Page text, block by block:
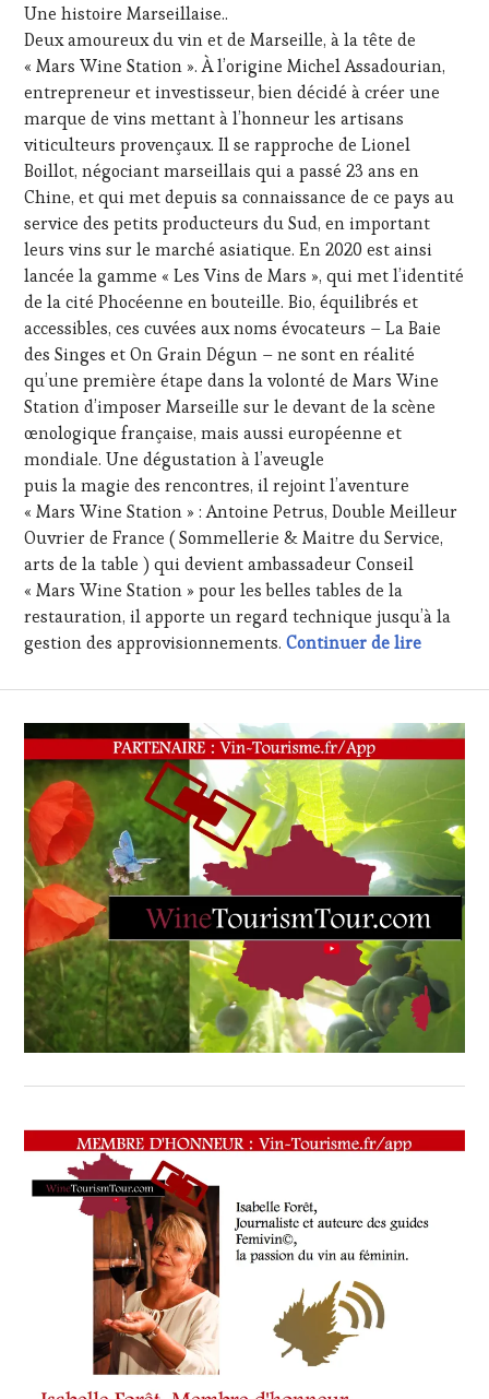
TOURISME,
PRODUCTEURS
TERROIR,
RESTAURATEUR,
CHEF,
CUISINIER,
ŒNOLOGUE,
SOMMELIER,
SALONS
INTERNATIONAUX,
VIGNOBLES,
WINE
TASTING
VOUCHER
TOURISM
FAME,
WINE
TOURISM
TOUR,
WINETASTINGVOUCHER.COM
2022
Une histoire Marseillaise..
Deux amoureux du vin et de Marseille, à la tête de
« Mars Wine Station ». À l’origine Michel Assadourian,
entrepreneur et investisseur, bien décidé à créer une
marque de vins mettant à l’honneur les artisans
viticulteurs provençaux. Il se rapproche de Lionel
Boillot, négociant marseillais qui a passé 23 ans en
Chine, et qui met depuis sa connaissance de ce pays au
service des petits producteurs du Sud, en important
leurs vins sur le marché asiatique. En 2020 est ainsi
lancée la gamme « Les Vins de Mars », qui met l’identité
de la cité Phocéenne en bouteille. Bio, équilibrés et
accessibles, ces cuvées aux noms évocateurs – La Baie
des Singes et On Grain Dégun – ne sont en réalité
qu’une première étape dans la volonté de Mars Wine
Station d’imposer Marseille sur le devant de la scène
œnologique française, mais aussi européenne et
mondiale. Une dégustation à l’aveugle
puis la magie des rencontres, il rejoint l’aventure
« Mars Wine Station » : Antoine Petrus, Double Meilleur
Ouvrier de France ( Sommellerie & Maitre du Service,
arts de la table ) qui devient ambassadeur Conseil
« Mars Wine Station » pour les belles tables de la
restauration, il apporte un regard technique jusqu’à la
gestion des approvisionnements.Continuer de lire